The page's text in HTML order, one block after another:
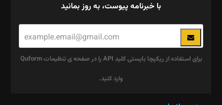
با خبرنامه پیوست، به روز بمانید
برای استفاده از ریکپچا بایستی کلید API را در صفحه ی تنظیمات Quform
وارد کنید.